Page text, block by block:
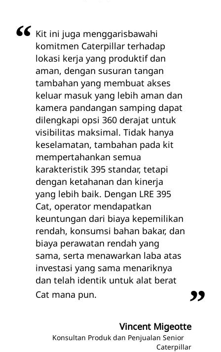
Kit ini juga menggarisbawahi
komitmen Caterpillar terhadap
lokasi kerja yang produktif dan
aman, dengan susuran tangan
tambahan yang membuat akses
keluar masuk yang lebih aman dan
kamera pandangan samping dapat
dilengkapi opsi 360 derajat untuk
visibilitas maksimal. Tidak hanya
keselamatan, tambahan pada kit
mempertahankan semua
karakteristik 395 standar, tetapi
dengan ketahanan dan kinerja
yang lebih baik. Dengan LRE 395
Cat, operator mendapatkan
keuntungan dari biaya kepemilikan
rendah, konsumsi bahan bakar, dan
biaya perawatan rendah yang
sama, serta menawarkan laba atas
investasi yang sama menariknya
dan telah identik untuk alat berat
Cat mana pun.
Vincent Migeotte
Konsultan Produk dan Penjualan Senior
Caterpillar